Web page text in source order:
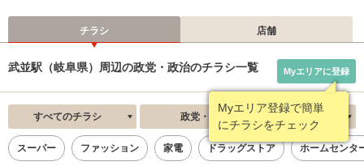
チラシ 店舗
武並駅（岐阜県）周辺の政党・政治のチラシ一覧
Myエリア登録で簡単
にチラシをチェック
Myエリアに登録
すべてのチラシ 政党・政治 新着順
スーパー ファッション 家電 ドラッグストア ホームセンタ